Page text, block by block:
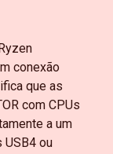
conexão
que as
com CPUs
a um
USB4 ou